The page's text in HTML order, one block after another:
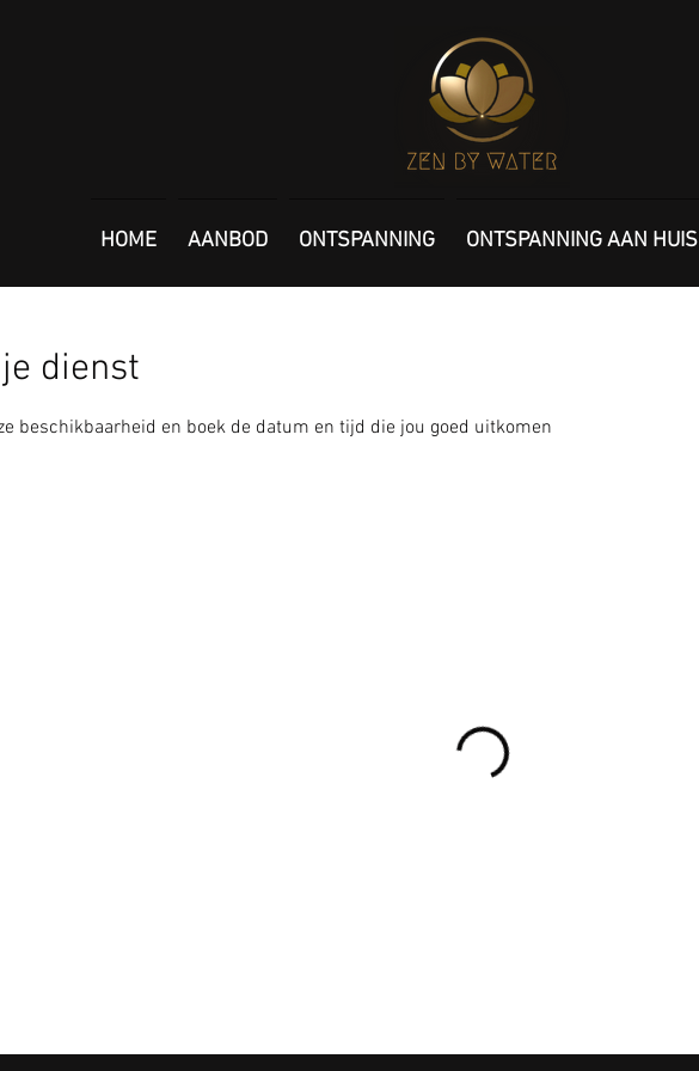
HOME AANBOD ONTSPANNING ONTSPANNING AAN HUIS
dienst
beschikbaarheid en boek de datum en tijd die jou goed uitkomen